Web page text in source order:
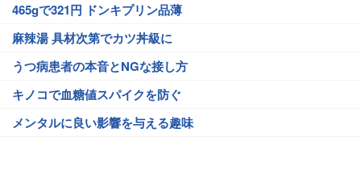
465gで321円 ドンキプリン品薄
麻辣湯 具材次第でカツ丼級に
うつ病患者の本音とNGな接し方
キノコで血糖値スパイクを防ぐ
メンタルに良い影響を与える趣味